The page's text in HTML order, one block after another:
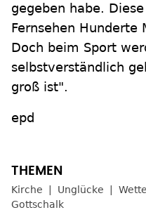
gegeben habe.
Fernsehen Hunderte
Doch beim Sport
selbstverständlich
groß ist".
epd
Kirche Unglücke
Gottschalk